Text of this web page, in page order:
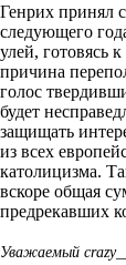
Генрих принял
следующего
улей, готовясь
причина
голос
будет
защищать
из всех
католицизма.
вскоре общая
предрекавших
Уважаемый